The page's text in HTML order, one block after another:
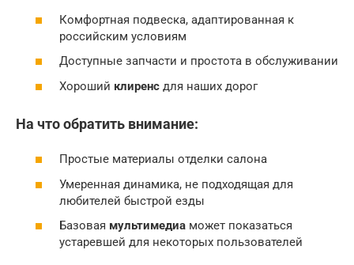
Комфортная подвеска, адаптированная к
российским условиям
Доступные запчасти и простота в обслуживании
Хороший клиренс для наших дорог
На что обратить внимание:
Простые материалы отделки салона
Умеренная динамика, не подходящая для
любителей быстрой езды
Базовая мультимедиа может показаться
устаревшей для некоторых пользователей